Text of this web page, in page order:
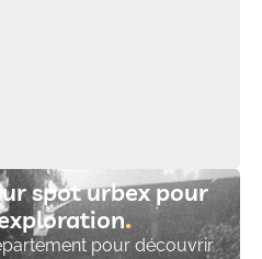
spot urbex pour
pour découvrir